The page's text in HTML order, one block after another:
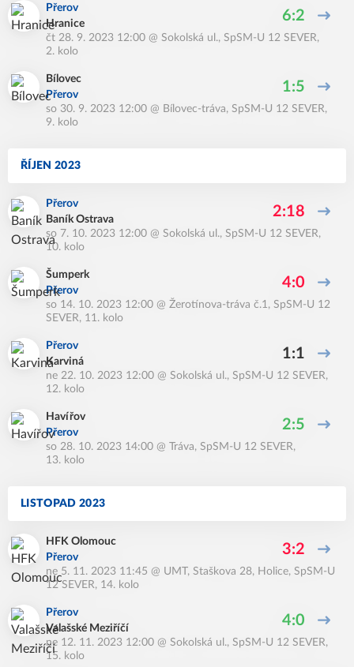
Přerov
Hranice
6:2
čt 28. 9. 2023 12:00 @ Sokolská ul., SpSM-U 12 SEVER,
2. kolo
Bílovec
Přerov
1:5
so 30. 9. 2023 12:00 @ Bílovec-tráva, SpSM-U 12 SEVER,
9. kolo
ŘÍJEN 2023
Přerov
Baník Ostrava
2:18
so 7. 10. 2023 12:00 @ Sokolská ul., SpSM-U 12 SEVER,
10. kolo
Šumperk
Přerov
4:0
so 14. 10. 2023 12:00 @ Žerotínova-tráva č.1, SpSM-U 12
SEVER, 11. kolo
Přerov
Karviná
1:1
ne 22. 10. 2023 12:00 @ Sokolská ul., SpSM-U 12 SEVER,
12. kolo
Havířov
Přerov
2:5
so 28. 10. 2023 14:00 @ Tráva, SpSM-U 12 SEVER,
13. kolo
LISTOPAD 2023
HFK Olomouc
Přerov
3:2
ne 5. 11. 2023 11:45 @ UMT, Staškova 28, Holice, SpSM-U
12 SEVER, 14. kolo
Přerov
Valašské Meziříčí
4:0
ne 12. 11. 2023 12:00 @ Sokolská ul., SpSM-U 12 SEVER,
15. kolo